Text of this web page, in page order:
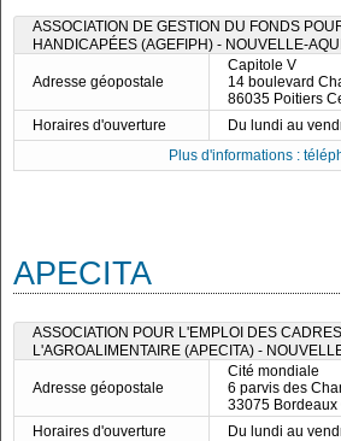
ASSOCIATION DE GESTION DU FONDS
HANDICAPÉES (AGEFIPH) - NOUVELLE-
Adresse géopostale
Capitole V
14 boulevard
86035 Poitiers
Horaires d'ouverture
Du lundi au
Plus d'informations :
APECITA
ASSOCIATION POUR L'EMPLOI DES
L'AGROALIMENTAIRE (APECITA) -
Adresse géopostale
Cité mondiale
6 parvis des
33075 Bordeaux
Horaires d'ouverture
Du lundi au